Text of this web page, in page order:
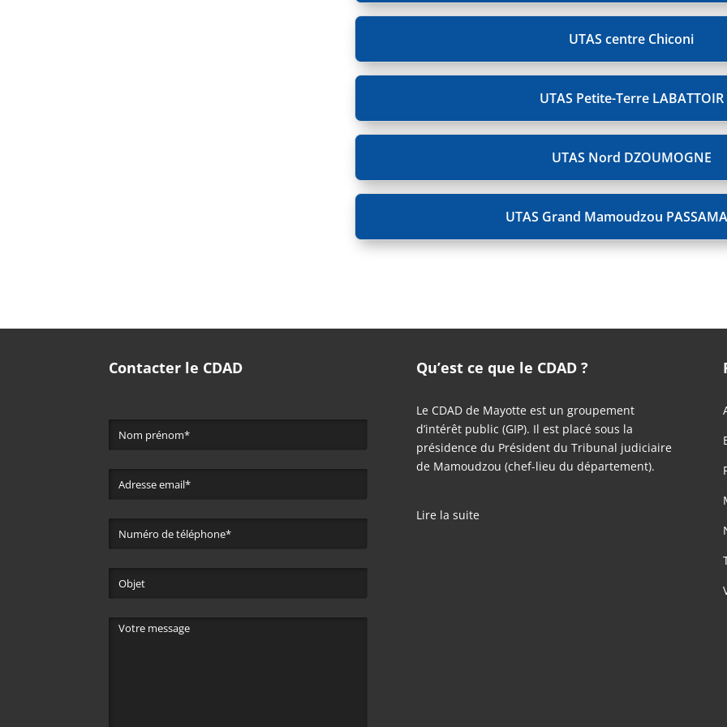
UTAS centre Chiconi
UTAS Petite-Terre LABATTOIR
UTAS Nord DZOUMOGNE
UTAS Grand Mamoudzou
Contacter le CDAD Qu’est ce que le CDAD ?
Le CDAD de Mayotte est un groupement
d’intérêt public (GIP). Il est placé sous la
présidence du Président du Tribunal judiciaire
de Mamoudzou (chef-lieu du département).
Lire la suite